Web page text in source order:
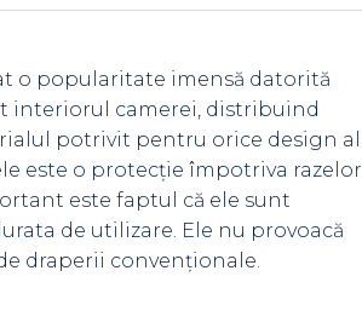
o popularitate imensă datorită
interiorul camerei, distribuind
potrivit pentru orice design al
este o protecție împotriva razelor
este faptul că ele sunt
de utilizare. Ele nu provoacă
draperii convenționale.